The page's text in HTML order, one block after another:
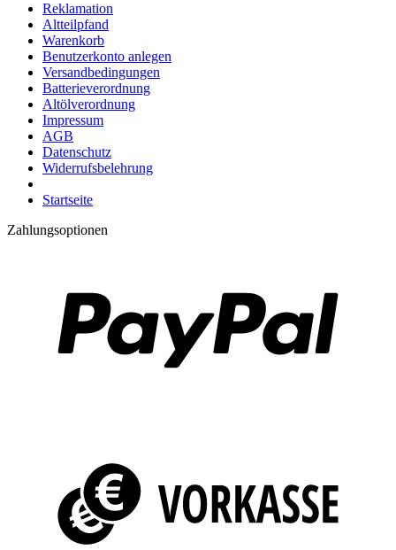
Reklamation
Altteilpfand
Warenkorb
Benutzerkonto anlegen
Versandbedingungen
Batterieverordnung
Altölverordnung
Impressum
AGB
Datenschutz
Widerrufsbelehrung
Startseite
Zahlungsoptionen